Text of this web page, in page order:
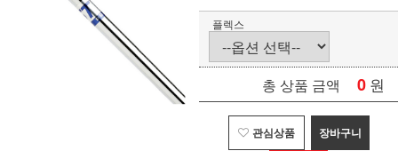
플렉스
총 상품 금액 0 원
관심상품 장바구니